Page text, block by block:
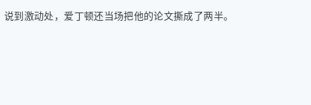
说到激动处，爱丁顿还当场把他的论文撕成了两半。